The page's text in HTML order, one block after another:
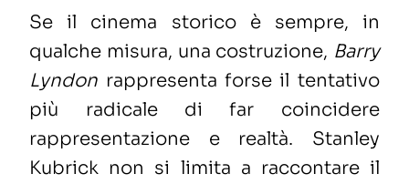
Se il cinema storico è sempre, in
qualche misura, una costruzione, Barry
Lyndon rappresenta forse il tentativo
più radicale di far coincidere
rappresentazione e realtà. Stanley
Kubrick non si limita a raccontare il